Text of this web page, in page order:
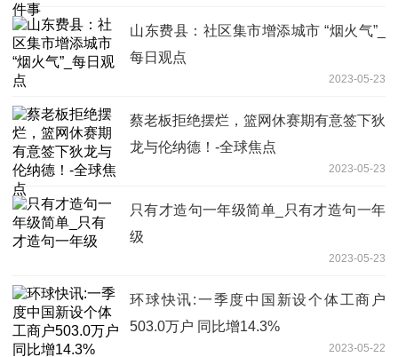
山东费县：社区集市增添城市 “烟火气”_
每日观点
2023-05-23
蔡老板拒绝摆烂，篮网休赛期有意签下狄
龙与伦纳德！-全球焦点
2023-05-23
只有才造句一年级简单_只有才造句一年
级
2023-05-23
环球快讯:一季度中国新设个体工商户
503.0万户 同比增14.3%
2023-05-22